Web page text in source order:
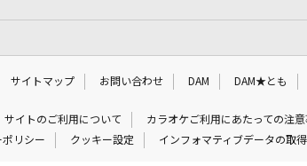
サイトマップ お問い合わせ DAM DAM★とも
サイトのご利用について カラオケご利用にあたっての注意
リシー
クッキー設定 インフォマティブデータの取